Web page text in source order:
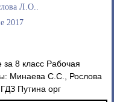
Л.О..
2017
8 класс Рабочая
Минаева С.С., Рослова
Путина орг